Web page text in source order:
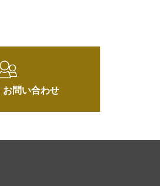
お問い合わせ